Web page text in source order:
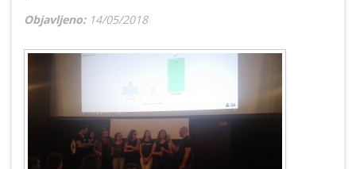
Objavljeno: 14/05/2018